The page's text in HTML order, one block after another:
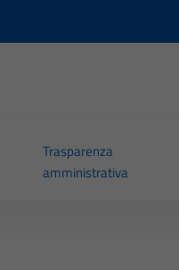
Trasparenza
amministrativa